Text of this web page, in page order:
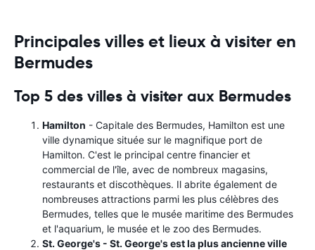
Principales villes et lieux à visiter en
Bermudes
Top 5 des villes à visiter aux Bermudes
Hamilton - Capitale des Bermudes, Hamilton est une
ville dynamique située sur le magnifique port de
Hamilton. C'est le principal centre financier et
commercial de l'île, avec de nombreux magasins,
restaurants et discothèques. Il abrite également de
nombreuses attractions parmi les plus célèbres des
Bermudes, telles que le musée maritime des Bermudes
et l'aquarium, le musée et le zoo des Bermudes.
St. George's - St. George's est la plus ancienne ville